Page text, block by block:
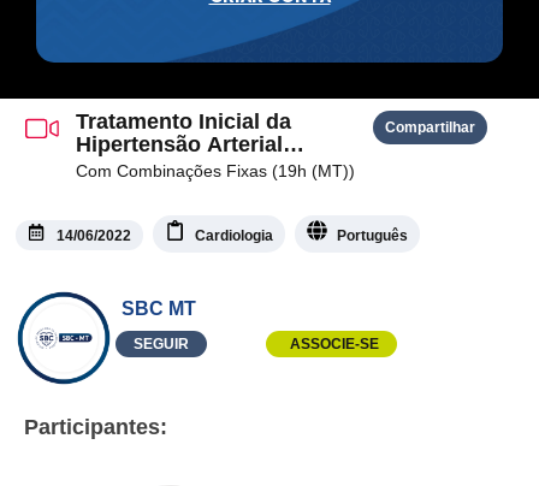
Tratamento Inicial da
Hipertensão Arterial
Sistêmica
Com Combinações Fixas (19h (MT))
Compartilhar
14/06/2022 Cardiologia Português
SBC MT
SEGUIR ASSOCIE-SE
Participantes: